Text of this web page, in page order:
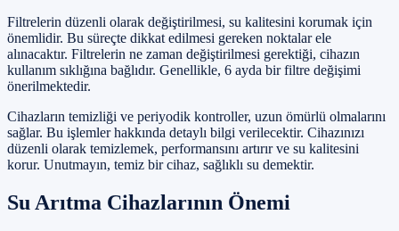
Filtrelerin düzenli olarak değiştirilmesi, su kalitesini korumak için
önemlidir. Bu süreçte dikkat edilmesi gereken noktalar ele
alınacaktır. Filtrelerin ne zaman değiştirilmesi gerektiği, cihazın
kullanım sıklığına bağlıdır. Genellikle, 6 ayda bir filtre değişimi
önerilmektedir.
Cihazların temizliği ve periyodik kontroller, uzun ömürlü olmalarını
sağlar. Bu işlemler hakkında detaylı bilgi verilecektir. Cihazınızı
düzenli olarak temizlemek, performansını artırır ve su kalitesini
korur. Unutmayın, temiz bir cihaz, sağlıklı su demektir.
Su Arıtma Cihazlarının Önemi